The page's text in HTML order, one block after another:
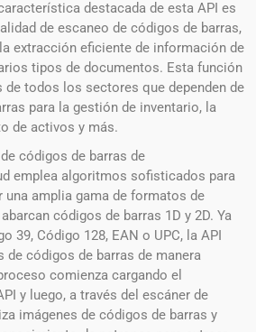
destacada de esta API es
de escaneo de códigos de barras,
extracción eficiente de información de
tipos de documentos. Esta función
de todos los sectores que dependen de
para la gestión de inventario, la
de activos y más.
códigos de barras de
emplea algoritmos sofisticados para
una amplia gama de formatos de
códigos de barras 1D y 2D. Ya
39, Código 128, EAN o UPC, la API
de códigos de barras de manera
comienza cargando el
y luego, a través del escáner de
imágenes de códigos de barras y